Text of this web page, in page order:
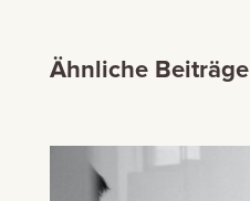
Ähnliche Beiträge